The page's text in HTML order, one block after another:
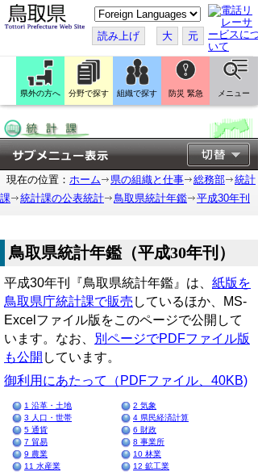
こ
の
ペ
ー
ジ
翻
訳
す
読み上げ 大 元
県外の方へ 分野で探す 組織で探す 防災 緊急 メニュー
現在の位置： ホーム 県の組織と仕事 総務部
統計
課
統計課の公表統計 鳥取県統計年鑑 平成30年刊
鳥取県統計年鑑（平成30年刊）
平成30年刊『鳥取県統計年鑑』は、 紙版を
鳥取県庁統計課で販売 しているほか、MS-
Excelファイル版をこのページで公開して
います。なお、
別ページでPDFファイル版
も公開 しています。
御利用にあたって（PDFファイル、40KB)
1 沿革・土地
2 気象
3 人口・世帯
4 県民経済計算
5 通貨
6 財政
7 貿易
8 事業所
9 農業
10 林業
11 水産業
12 鉱工業